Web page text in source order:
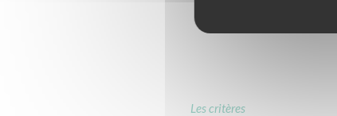
Les critères